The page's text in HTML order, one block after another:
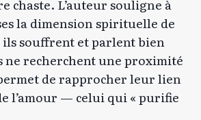
chaste. L’auteur souligne à
la dimension spirituelle de
souffrent et parlent bien
ne recherchent une proximité
de rapprocher leur lien
l’amour — celui qui « purifie